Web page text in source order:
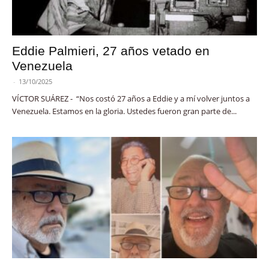
Eddie Palmieri, 27 años vetado en
Venezuela
- 13/10/2025
VÍCTOR SUÁREZ - “Nos costó 27 años a Eddie y a mí volver juntos a
Venezuela. Estamos en la gloria. Ustedes fueron gran parte de...